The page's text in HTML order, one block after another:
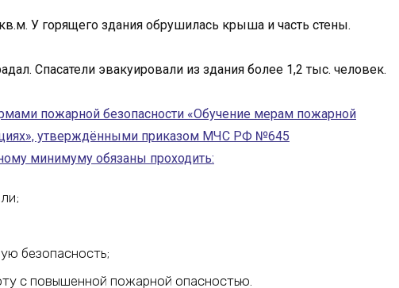
У горящего здания обрушилась крыша и часть стены.
Спасатели эвакуировали из здания более 1,2 тыс. человек.
пожарной безопасности «Обучение мерам пожарной
утверждёнными приказом МЧС РФ №645
минимуму обязаны проходить:
безопасность;
с повышенной пожарной опасностью.